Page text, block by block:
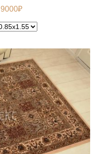
9000₽